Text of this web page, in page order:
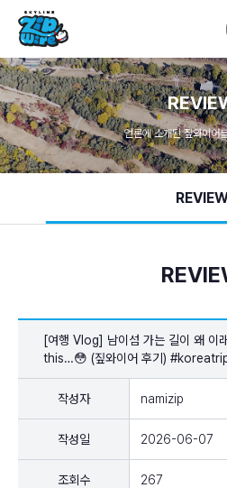
언론에 소개된 짚와이어
[여행 Vlog] 남이섬 가는 길이 왜
this…😳 (짚와이어 후기)
작성자 namizip
작성일 2026-06-07
조회수 267